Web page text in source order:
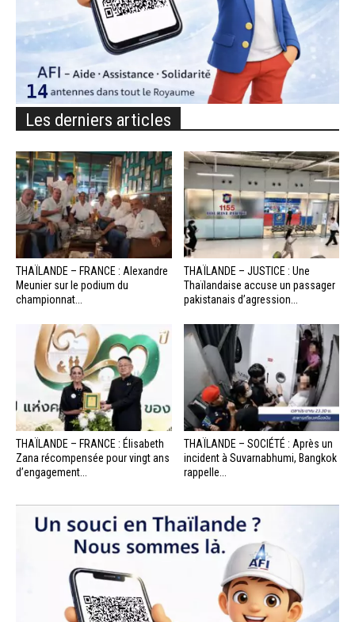
Les derniers articles
THAÏLANDE – FRANCE : Alexandre
Meunier sur le podium du
championnat...
THAÏLANDE – JUSTICE : Une
Thaïlandaise accuse un passager
pakistanais d’agression...
THAÏLANDE – FRANCE : Élisabeth
Zana récompensée pour vingt ans
d’engagement...
THAÏLANDE – SOCIÉTÉ : Après un
incident à Suvarnabhumi, Bangkok
rappelle...